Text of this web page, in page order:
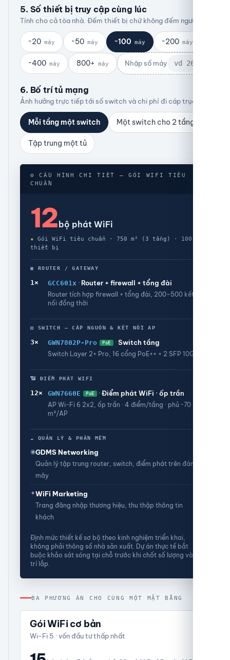
5. Số thiết bị truy cập cùng lúc
Tính cho cả tòa nhà. Đếm thiết bị chứ không đếm người.
~20 máy ~50 máy ~100 máy ~200 máy
~400 máy 800+ máy Nhập số máy
6. Bố trí tủ mạng
Ảnh hưởng trực tiếp tới số switch và chi phí đi cáp trục.
Mỗi tầng một switch Một switch cho 2 tầng
Tập trung một tủ
⚙ CẤU HÌNH CHI TIẾT — GÓI WIFI TIÊU
CHUẨN
12 bộ phát WiFi
★ Gói WiFi tiêu chuẩn · 750 m² (3 tầng) · 100
thiết bị
▣ ROUTER / GATEWAY
1× GCC601x · Router + firewall + tổng đài
Router tích hợp firewall + tổng đài, 200–500 kết
nối đồng thời
▤ SWITCH — CẤP NGUỒN & KẾT NỐI AP
3× GWN7802P-Pro PoE ·Switch tầng
Switch Layer 2+ Pro, 16 cổng PoE++ + 2 SFP 10G
📶 ĐIỂM PHÁT WIFI
12× GWN7660E PoE ·Điểm phát WiFi · ốp trần
AP Wi-Fi 6 2x2, ốp trần · 4 điểm/tầng · phủ ~70
m²/AP
☁ QUẢN LÝ & PHẦN MỀM
◉GDMS Networking
Quản lý tập trung router, switch, điểm phát trên đám
mây
✦WiFi Marketing
Trang đăng nhập thương hiệu, thu thập thông tin
khách
Định mức thiết kế sơ bộ theo kinh nghiệm triển khai,
không phải thông số nhà sản xuất. Dự án thực tế bắt
buộc khảo sát sóng tại chỗ trước khi chốt số lượng và vị
trí lắp.
BA PHƯƠNG ÁN CHO CÙNG MỘT MẶT BẰNG
Gói WiFi cơ bản
Wi-Fi 5 · vốn đầu tư thấp nhất